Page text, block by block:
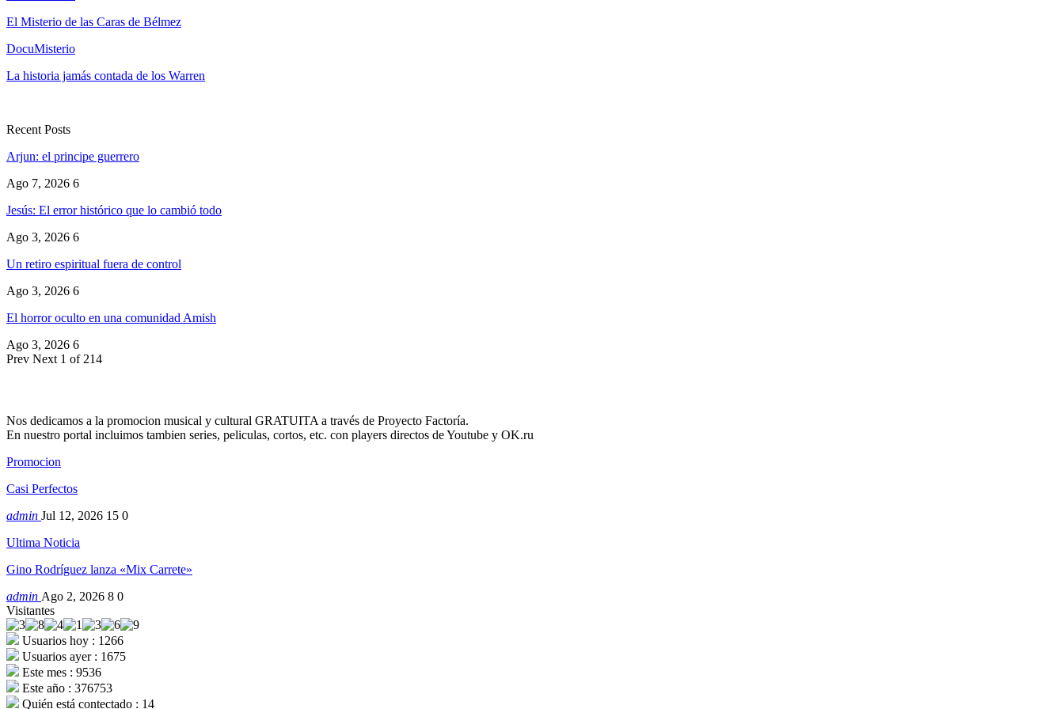
El Misterio de las Caras de Bélmez
DocuMisterio
La historia jamás contada de los Warren
Recent Posts
Arjun: el principe guerrero
Ago 7, 2026 6
Jesús: El error histórico que lo cambió todo
Ago 3, 2026 6
Un retiro espiritual fuera de control
Ago 3, 2026 6
El horror oculto en una comunidad Amish
Ago 3, 2026 6
Prev Next 1 of 214
Nos dedicamos a la promocion musical y cultural GRATUITA a través de Proyecto Factoría.
En nuestro portal incluimos tambien series, peliculas, cortos, etc. con players directos de Youtube y OK.ru
Promocion
Casi Perfectos
admin Jul 12, 2026 15 0
Ultima Noticia
Gino Rodríguez lanza «Mix Carrete»
admin Ago 2, 2026 8 0
Visitantes
Usuarios hoy : 1266
Usuarios ayer : 1675
Este mes : 9536
Este año : 376753
Quién está contectado : 14